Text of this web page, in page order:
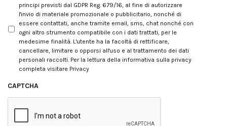
principi previsti dal GDPR Reg. 679/16, al fine di autorizzare
l'invio di materiale promozionale o pubblicitario, nonché di
essere contattati, anche tramite email, sms, chat nonché con
ogni altro strumento compatibile con i dati trattati, per le
medesime finalità. L'utente ha la facoltà di rettificare,
cancellare, limitare o opporsi all'uso e al trattamento dei dati
personali raccolti. Per la lettura della informativa sulla privacy
completa visitare Privacy
CAPTCHA